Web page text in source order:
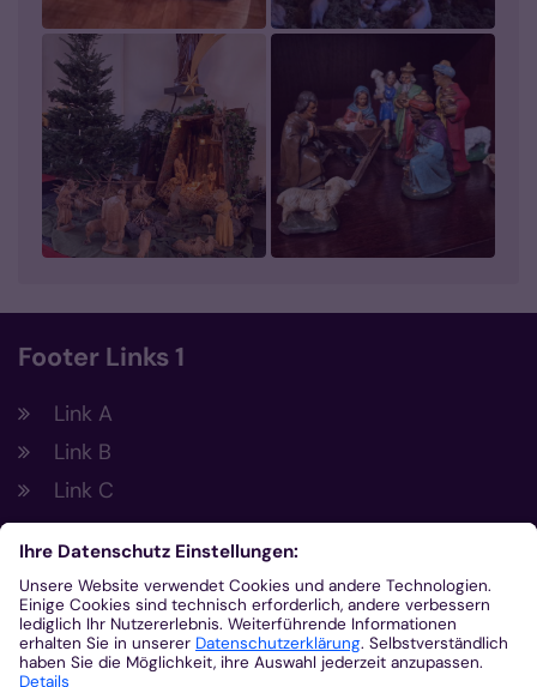
Footer Links 1
Link A
Link B
Link C
Footer Links 2
Link A
Link B